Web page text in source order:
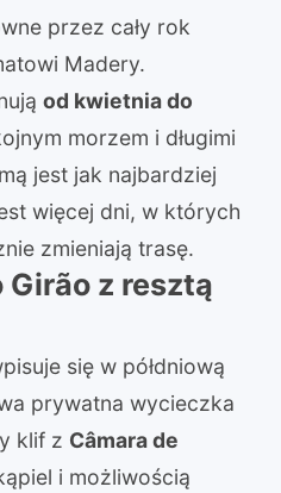
przez cały rok
Madery.
od kwietnia do
morzem i długimi
jest jak najbardziej
więcej dni, w których
zmieniają trasę.
z resztą
się w półdniową
prywatna wycieczka
klif z Câmara de
i możliwością